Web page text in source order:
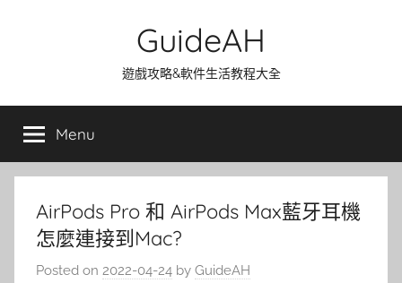
GuideAH
遊戲攻略&軟件生活教程大全
Menu
AirPods Pro 和 AirPods Max藍牙耳機
怎麼連接到Mac?
Posted on 2022-04-24 by GuideAH